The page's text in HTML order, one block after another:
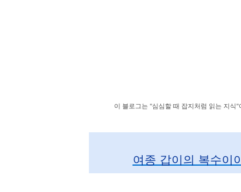
이 블로그는 "심심할 때 잡지처럼 읽는 지식
여종 갑이의 복수이